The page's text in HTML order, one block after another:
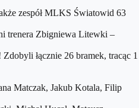
zespół MLKS Światowid 63
trenera Zbigniewa Litewki –
łącznie 26 bramek, tracąc 1
Matczak, Jakub Kotala, Filip